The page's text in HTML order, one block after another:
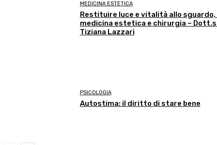
MEDICINA ESTETICA
Restituire luce e vitalità allo
medicina estetica e chirurgia –
Tiziana Lazzari
PSICOLOGIA
Autostima: il diritto di stare bene